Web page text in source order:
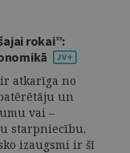
rokai”:
atkarīga no
un
vai –
starpniecību.
izaugsmi ir šī